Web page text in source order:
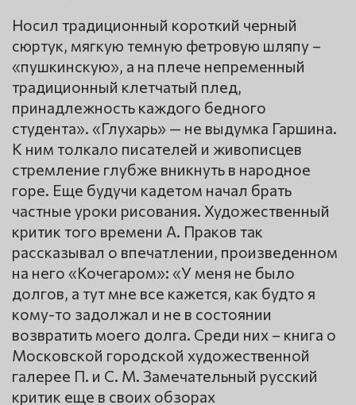
Носил традиционный короткий черный
сюртук, мягкую темную фетровую шляпу –
«пушкинскую», а на плече непременный
традиционный клетчатый плед,
принадлежность каждого бедного
студента». «Глухарь» — не выдумка Гаршина.
К ним толкало писателей и живописцев
стремление глубже вникнуть в народное
горе. Еще будучи кадетом начал брать
частные уроки рисования. Художественный
критик того времени А. Праков так
рассказывал о впечатлении, произведенном
на него «Кочегаром»: «У меня не было
долгов, а тут мне все кажется, как будто я
кому-то задолжал и не в состоянии
возвратить моего долга. Среди них – книга о
Московской городской художественной
галерее П. и С. М. Замечательный русский
критик еще в своих обзорах